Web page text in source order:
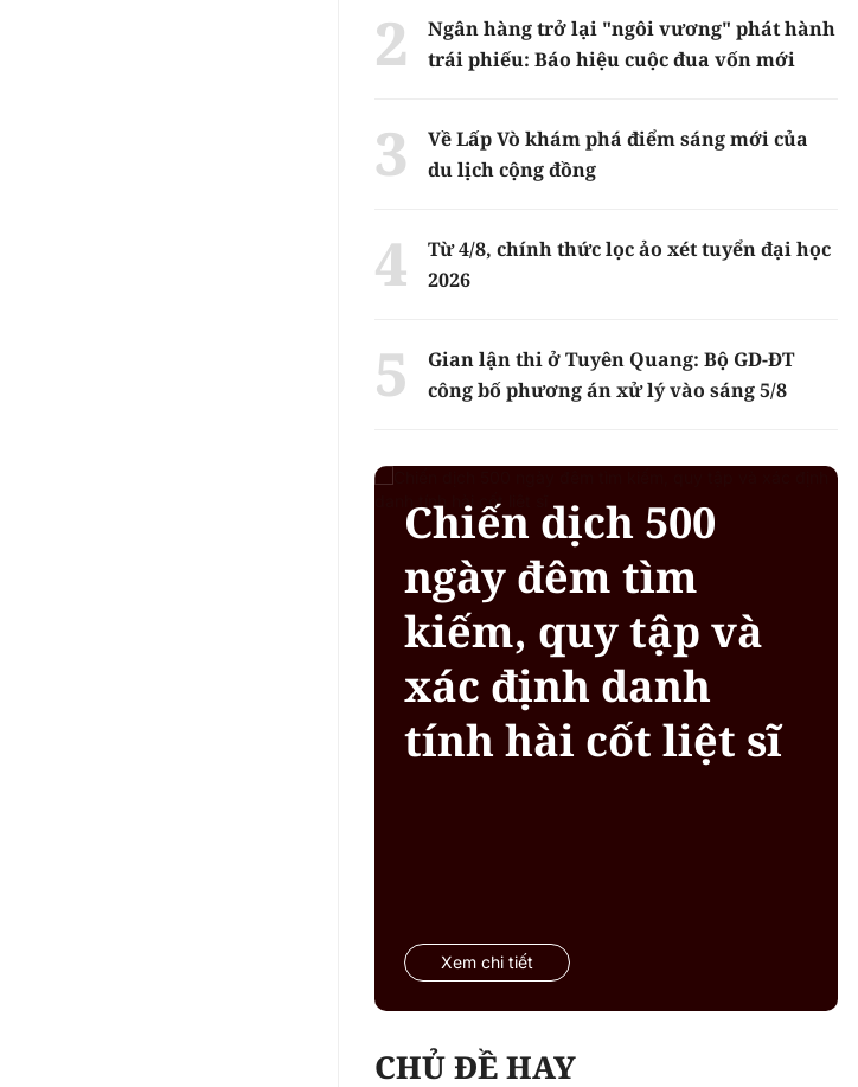
Ngân hàng trở lại "ngôi vương" phát hành
trái phiếu: Báo hiệu cuộc đua vốn mới
Về Lấp Vò khám phá điểm sáng mới của
du lịch cộng đồng
Từ 4/8, chính thức lọc ảo xét tuyển đại học
2026
Gian lận thi ở Tuyên Quang: Bộ GD-ĐT
công bố phương án xử lý vào sáng 5/8
Chiến dịch 500
ngày đêm tìm
kiếm, quy tập và
xác định danh
tính hài cốt liệt sĩ
Xem chi tiết
CHỦ ĐỀ HAY